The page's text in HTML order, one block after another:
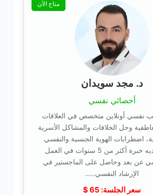
متاح الآن
د. مجد سويدان
أخصائي نفسي
نفسي أونلاين متخصص في العلاقات
وحل الخلافات والمشاكل الأسرية
اضطرابات الهوية الجنسية والنفسي
جنسية، لديه خبرة أكثر من 5 سنوات في العمل
عن بعد وحاصل على الماجستير في
الإرشاد النفسي…..
سعر الجلسة: 65
$